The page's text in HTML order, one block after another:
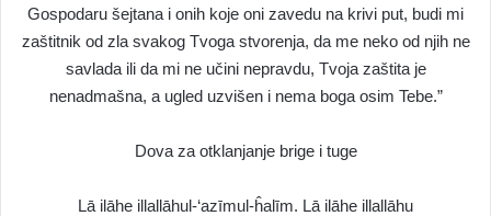
Gospodaru šejtana i onih koje oni zavedu na krivi put, budi mi
zaštitnik od zla svakog Tvoga stvorenja, da me neko od njih ne
savlada ili da mi ne učini nepravdu, Tvoja zaštita je
nenadmašna, a ugled uzvišen i nema boga osim Tebe.”
Dova za otklanjanje brige i tuge
Lā ilāhe illallāhul-‘azīmul-ĥalīm. Lā ilāhe illallāhu